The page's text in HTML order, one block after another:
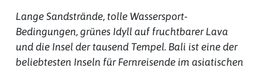
Lange Sandstrände, tolle Wassersport-
Bedingungen, grünes Idyll auf fruchtbarer Lava
und die Insel der tausend Tempel. Bali ist eine der
beliebtesten Inseln für Fernreisende im asiatischen